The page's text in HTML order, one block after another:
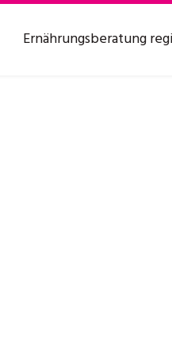
Ernährungsberatung